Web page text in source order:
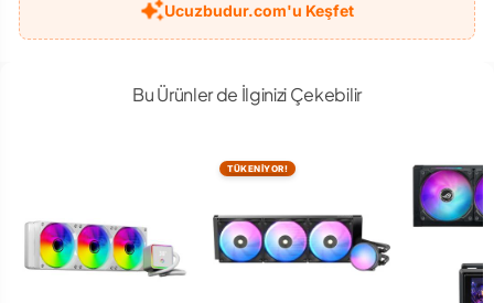
Ucuzbudur.com'u Keşfet
Bu Ürünler de İlginizi Çekebilir
TÜKENİYOR!